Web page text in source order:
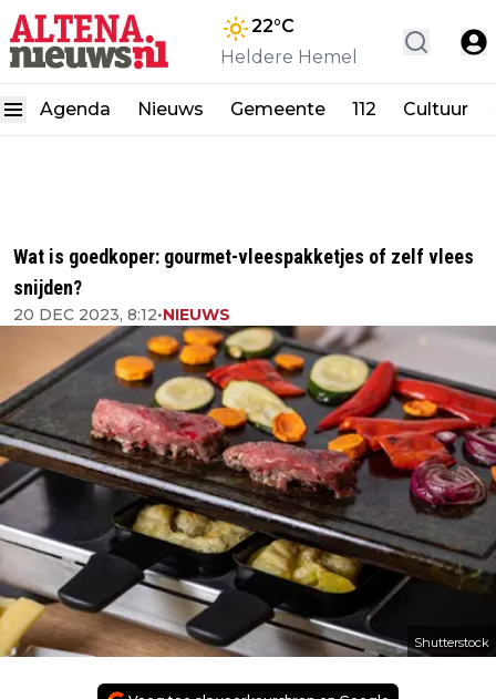
22°C
Heldere Hemel
Agenda Nieuws Gemeente 112 Cultuur
Wat is goedkoper: gourmet-vleespakketjes of zelf vlees
snijden?
20 DEC 2023, 8:12•NIEUWS
Shutterstock